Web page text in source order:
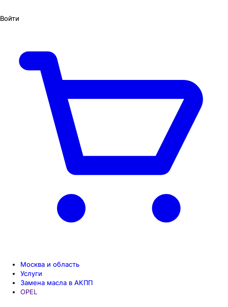
Войти
Москва и область
Услуги
Замена масла в АКПП
OPEL